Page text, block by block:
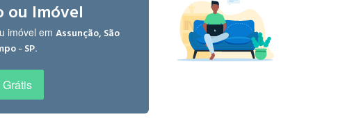
há 4 anos
ou Imóvel
imóvel emAssunção, São
- SP.